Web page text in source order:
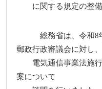
に関する規定の整備
総務省は、令和8年2
郵政行政審議会に対し、
電気通信事業法施行
案について